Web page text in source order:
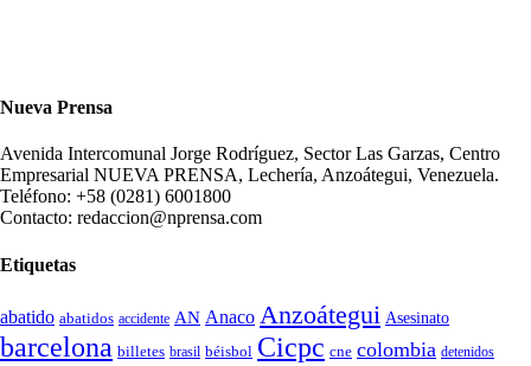
Nueva Prensa
Avenida Intercomunal Jorge Rodríguez, Sector Las Garzas, Centro
Empresarial NUEVA PRENSA, Lechería, Anzoátegui, Venezuela.
Teléfono: +58 (0281) 6001800
Contacto: redaccion@nprensa.com
Etiquetas
abatido abatidos accidente AN Anaco Anzoátegui Asesinato
barcelona billetes brasil béisbol Cicpc cne colombia detenidos